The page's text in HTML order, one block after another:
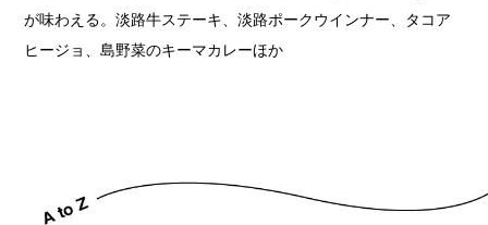
が味わえる。淡路牛ステーキ、淡路ポークウインナー、タコア
ヒージョ、島野菜のキーマカレーほか